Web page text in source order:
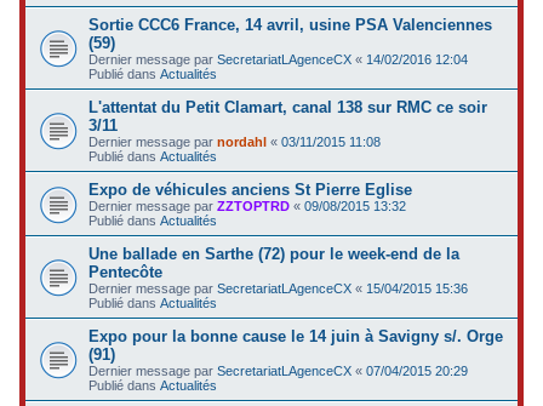
Sortie CCC6 France, 14 avril, usine PSA Valenciennes
(59)
Dernier message parSecretariatLAgenceCX « 14/02/2016 12:04
Publié dansActualités
L'attentat du Petit Clamart, canal 138 sur RMC ce soir
3/11
Dernier message parnordahl «03/11/2015 11:08
Publié dansActualités
Expo de véhicules anciens St Pierre Eglise
Dernier message parZZTOPTRD «09/08/2015 13:32
Publié dansActualités
Une ballade en Sarthe (72) pour le week-end de la
Pentecôte
Dernier message parSecretariatLAgenceCX « 15/04/2015 15:36
Publié dansActualités
Expo pour la bonne cause le 14 juin à Savigny s/. Orge
(91)
Dernier message parSecretariatLAgenceCX «07/04/2015 20:29
Publié dansActualités